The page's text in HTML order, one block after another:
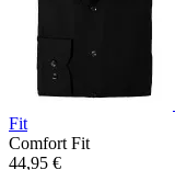
Fit
Comfort Fit
44,95 €